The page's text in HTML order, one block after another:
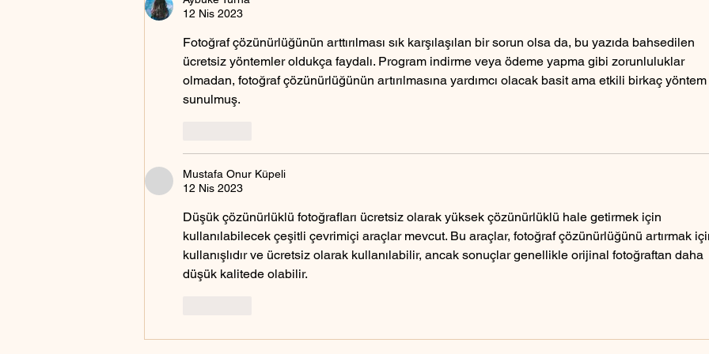
12 Nis 2023
Fotoğraf çözünürlüğünün arttırılması sık karşılaşılan bir sorun olsa da, bu yazıda bahsedilen
ücretsiz yöntemler oldukça faydalı. Program indirme veya ödeme yapma gibi zorunluluklar
olmadan, fotoğraf çözünürlüğünün artırılmasına yardımcı olacak basit ama etkili birkaç yöntem
sunulmuş.
Mustafa Onur Küpeli
12 Nis 2023
Düşük çözünürlüklü fotoğrafları ücretsiz olarak yüksek çözünürlüklü hale getirmek için
kullanılabilecek çeşitli çevrimiçi araçlar mevcut. Bu araçlar, fotoğraf çözünürlüğünü artırmak
kullanışlıdır ve ücretsiz olarak kullanılabilir, ancak sonuçlar genellikle orijinal fotoğraftan daha
düşük kalitede olabilir.